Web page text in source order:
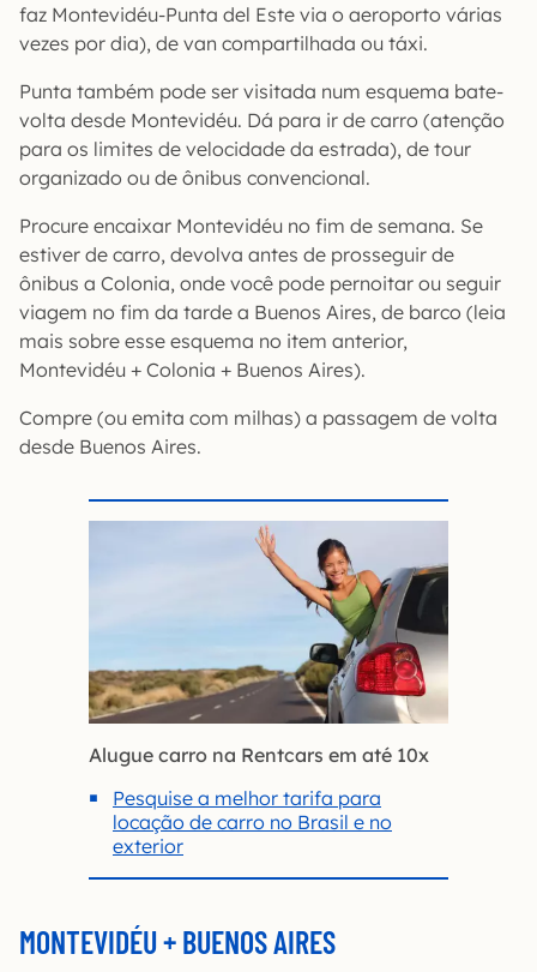
faz Montevidéu-Punta del Este via o aeroporto várias
vezes por dia), de van compartilhada ou táxi.
Punta também pode ser visitada num esquema bate-
volta desde Montevidéu. Dá para ir de carro (atenção
para os limites de velocidade da estrada), de tour
organizado ou de ônibus convencional.
Procure encaixar Montevidéu no fim de semana. Se
estiver de carro, devolva antes de prosseguir de
ônibus a Colonia, onde você pode pernoitar ou seguir
viagem no fim da tarde a Buenos Aires, de barco (leia
mais sobre esse esquema no item anterior,
Montevidéu + Colonia + Buenos Aires).
Compre (ou emita com milhas) a passagem de volta
desde Buenos Aires.
Alugue carro na Rentcars em até 10x
Pesquise a melhor tarifa para
locação de carro no Brasil e no
exterior
MONTEVIDÉU + BUENOS AIRES